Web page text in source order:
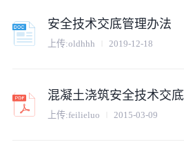
安全技术交底管理办法
上传:oldhhh 2019-12-18
混凝土浇筑安全技术交底
上传:feilieluo 2015-03-09